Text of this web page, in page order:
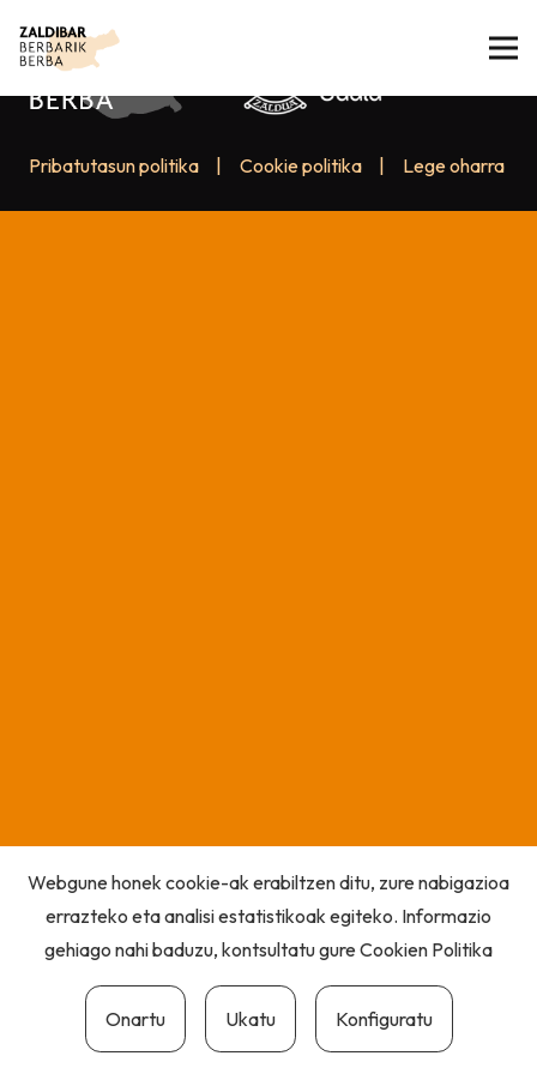
Pribatutasun politika Cookie politika Lege oharra
Webgune honek cookie-ak erabiltzen ditu, zure nabigazioa
errazteko eta analisi estatistikoak egiteko. Informazio
gehiago nahi baduzu, kontsultatu gureCookien Politika
Onartu Ukatu Konfiguratu